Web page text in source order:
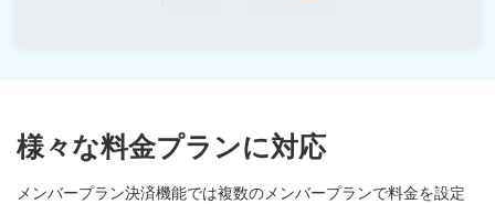
様々な料金プランに対応
メンバープラン決済機能では複数のメンバープランで料金を設定